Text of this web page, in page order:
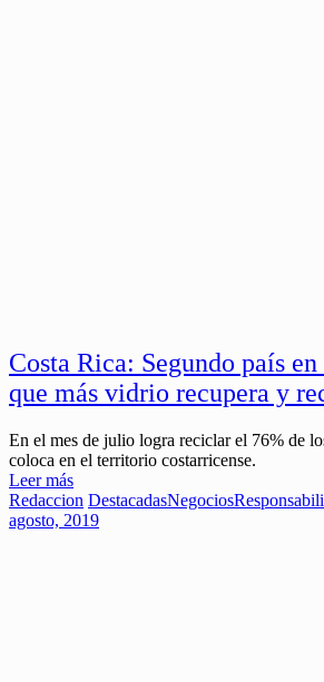
Costa Rica: Segundo país
que más vidrio recupera y
En el mes de julio logra reciclar el 76% de
coloca en el territorio costarricense.
Leer más
Redaccion DestacadasNegocios
agosto, 2019